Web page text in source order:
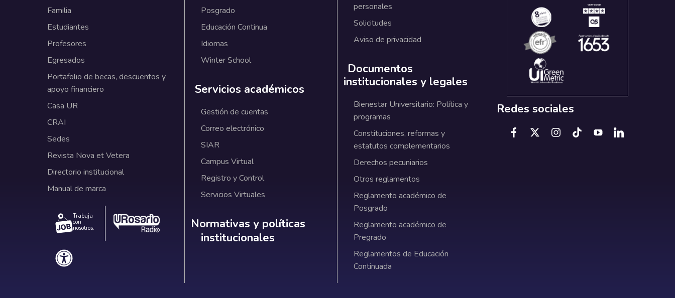
Familia
Estudiantes
Profesores
Egresados
Portafolio de becas, descuentos y
apoyo financiero
Casa UR
CRAI
Sedes
Revista Nova et Vetera
Directorio institucional
Manual de marca
Trabaja
con
nosotros.
Posgrado
Educación Continua
Idiomas
Winter School
Servicios académicos
Gestión de cuentas
Correo electrónico
SIAR
Campus Virtual
Registro y Control
Servicios Virtuales
Normativas y políticas institucionales
Normativas y políticas
institucionales
personales
Solicitudes
Aviso de privacidad
Documentos
institucionales y legales
Bienestar Universitario: Política y
programas
Constituciones, reformas y
estatutos complementarios
Derechos pecuniarios
Otros reglamentos
Reglamento académico de
Posgrado
Reglamento académico de
Pregrado
Reglamentos de Educación
Continuada
Redes sociales